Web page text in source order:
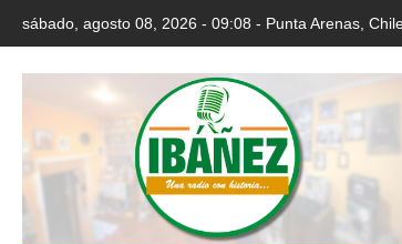
sábado, agosto 08, 2026 - 09:08 - Punta Arenas,